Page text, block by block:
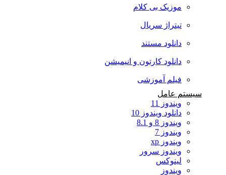
موزیک بی کلام
تیتراژ سریال
دانلود مستند
دانلود کارتون و انیمیشن
فیلم آموزشی
سیستم عامل
ویندوز 11
دانلود ویندوز 10
ویندوز 8 و 8.1
ویندوز 7
ویندوز xp
ویندوز سرور
لینوکس
ویندوز